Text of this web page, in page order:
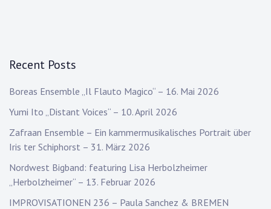
Recent Posts
Boreas Ensemble „Il Flauto Magico“ – 16. Mai 2026
Yumi Ito „Distant Voices“ – 10. April 2026
Zafraan Ensemble – Ein kammermusikalisches Portrait über
Iris ter Schiphorst – 31. März 2026
Nordwest Bigband: featuring Lisa Herbolzheimer
„Herbolzheimer“ – 13. Februar 2026
IMPROVISATIONEN 236 – Paula Sanchez & BREMEN